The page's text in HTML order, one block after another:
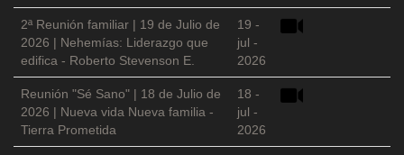
2ª Reunión familiar | 19 de Julio de
2026 | Nehemías: Liderazgo que
edifica - Roberto Stevenson E.
19 -
jul -
2026
Reunión "Sé Sano" | 18 de Julio de
2026 | Nueva vida Nueva familia -
Tierra Prometida
18 -
jul -
2026